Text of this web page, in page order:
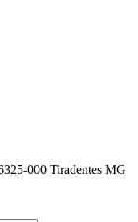
000 Tiradentes MG